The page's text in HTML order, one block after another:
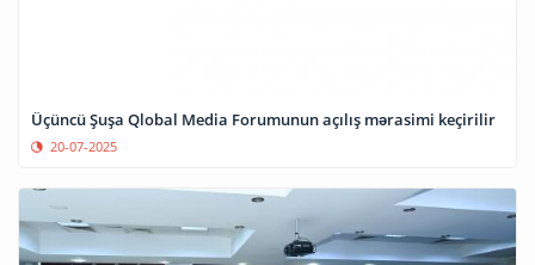
Üçüncü Şuşa Qlobal Media Forumunun açılış mərasimi keçirilir
20-07-2025